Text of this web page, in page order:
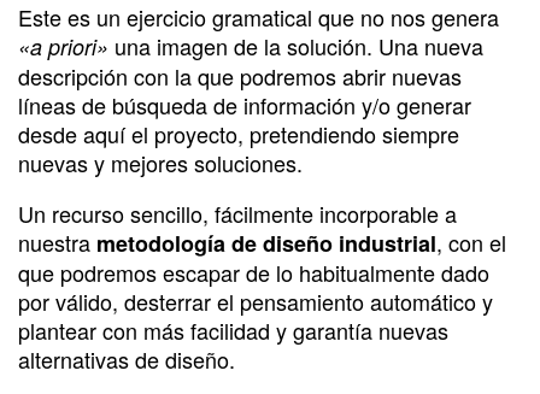
Este es un ejercicio gramatical que no nos genera
«a priori» una imagen de la solución. Una nueva
descripción con la que podremos abrir nuevas
líneas de búsqueda de información y/o generar
desde aquí el proyecto, pretendiendo siempre
nuevas y mejores soluciones.
Un recurso sencillo, fácilmente incorporable a
nuestra metodología de diseño industrial, con el
que podremos escapar de lo habitualmente dado
por válido, desterrar el pensamiento automático y
plantear con más facilidad y garantía nuevas
alternativas de diseño.